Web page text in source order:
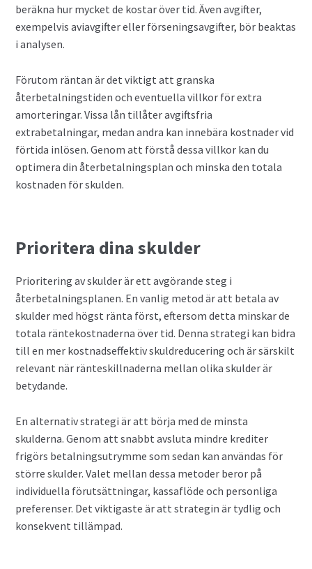
beräkna hur mycket de kostar över tid. Även avgifter,
exempelvis aviavgifter eller förseningsavgifter, bör beaktas
i analysen.
Förutom räntan är det viktigt att granska
återbetalningstiden och eventuella villkor för extra
amorteringar. Vissa lån tillåter avgiftsfria
extrabetalningar, medan andra kan innebära kostnader vid
förtida inlösen. Genom att förstå dessa villkor kan du
optimera din återbetalningsplan och minska den totala
kostnaden för skulden.
Prioritera dina skulder
Prioritering av skulder är ett avgörande steg i
återbetalningsplanen. En vanlig metod är att betala av
skulder med högst ränta först, eftersom detta minskar de
totala räntekostnaderna över tid. Denna strategi kan bidra
till en mer kostnadseffektiv skuldreducering och är särskilt
relevant när ränteskillnaderna mellan olika skulder är
betydande.
En alternativ strategi är att börja med de minsta
skulderna. Genom att snabbt avsluta mindre krediter
frigörs betalningsutrymme som sedan kan användas för
större skulder. Valet mellan dessa metoder beror på
individuella förutsättningar, kassaflöde och personliga
preferenser. Det viktigaste är att strategin är tydlig och
konsekvent tillämpad.